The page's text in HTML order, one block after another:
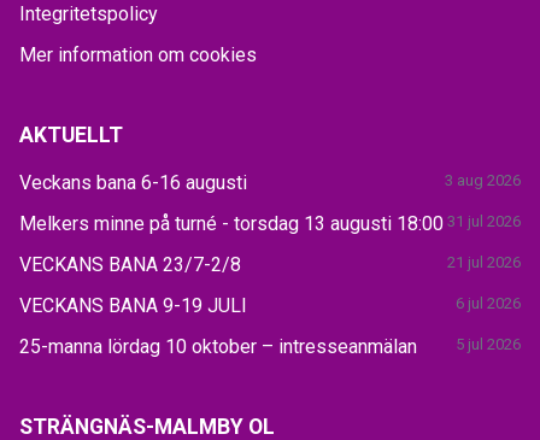
Integritetspolicy
Mer information om cookies
AKTUELLT
Veckans bana 6-16 augusti 3 aug 2026
Melkers minne på turné - torsdag 13 augusti 18:00 31 jul 2026
VECKANS BANA 23/7-2/8 21 jul 2026
VECKANS BANA 9-19 JULI 6 jul 2026
25-manna lördag 10 oktober – intresseanmälan 5 jul 2026
STRÄNGNÄS-MALMBY OL